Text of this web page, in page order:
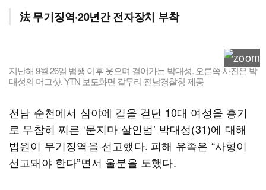
法 무기징역·20년간 전자장치 부착
지난해 9월 26일 범행 이후 웃으며 걸어가는 박대성. 오른쪽 사진은 박
대성의 머그샷. YTN 보도화면 갈무리·전남경찰청 제공
전남 순천에서 심야에 길을 걷던 10대 여성을 흉기
로 무참히 찌른 ‘묻지마 살인범’ 박대성(31)에 대해
법원이 무기징역을 선고했다. 피해 유족은 “사형이
선고돼야 한다”면서 울분을 토했다.